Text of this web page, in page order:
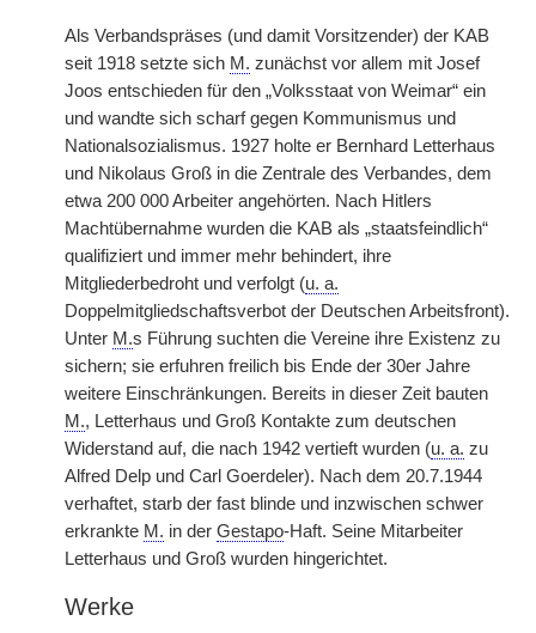
Als Verbandspräses (und damit Vorsitzender) der KAB
seit 1918 setzte sich M. zunächst vor allem mit Josef
Joos entschieden für den „Volksstaat von Weimar“ ein
und wandte sich scharf gegen Kommunismus und
Nationalsozialismus. 1927 holte er Bernhard Letterhaus
und Nikolaus Groß in die Zentrale des Verbandes, dem
etwa 200 000 Arbeiter angehörten. Nach Hitlers
Machtübernahme wurden die KAB als „staatsfeindlich“
qualifiziert und immer mehr behindert, ihre
Mitgliederbedroht und verfolgt (u. a.
Doppelmitgliedschaftsverbot der Deutschen Arbeitsfront).
Unter M.s Führung suchten die Vereine ihre Existenz zu
sichern; sie erfuhren freilich bis Ende der 30er Jahre
weitere Einschränkungen. Bereits in dieser Zeit bauten
M., Letterhaus und Groß Kontakte zum deutschen
Widerstand auf, die nach 1942 vertieft wurden (u. a. zu
Alfred Delp und Carl Goerdeler). Nach dem 20.7.1944
verhaftet, starb der fast blinde und inzwischen schwer
erkrankte M. in der Gestapo-Haft. Seine Mitarbeiter
Letterhaus und Groß wurden hingerichtet.
Werke